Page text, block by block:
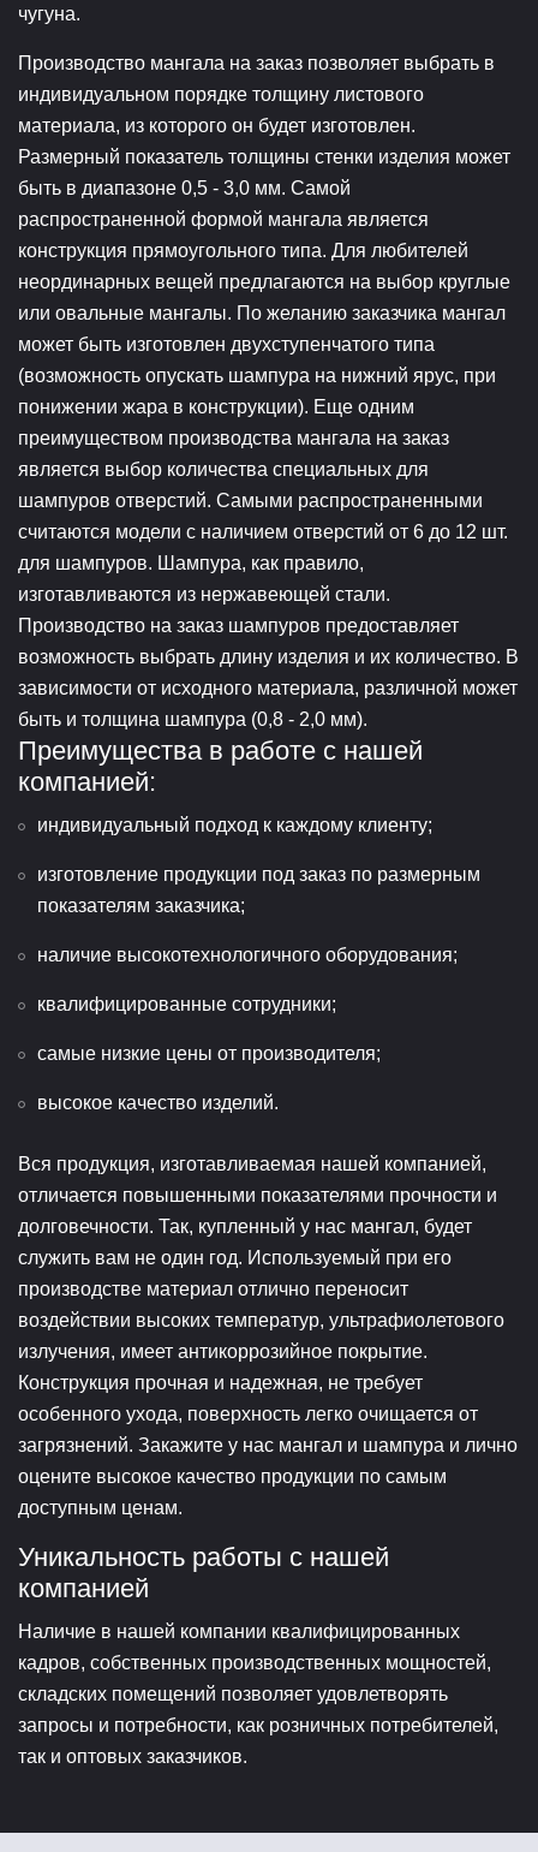
чугуна.
Производство мангала на заказ позволяет выбрать в
индивидуальном порядке толщину листового
материала, из которого он будет изготовлен.
Размерный показатель толщины стенки изделия может
быть в диапазоне 0,5 - 3,0 мм. Самой
распространенной формой мангала является
конструкция прямоугольного типа. Для любителей
неординарных вещей предлагаются на выбор круглые
или овальные мангалы. По желанию заказчика мангал
может быть изготовлен двухступенчатого типа
(возможность опускать шампура на нижний ярус, при
понижении жара в конструкции). Еще одним
преимуществом производства мангала на заказ
является выбор количества специальных для
шампуров отверстий. Самыми распространенными
считаются модели с наличием отверстий от 6 до 12 шт.
для шампуров. Шампура, как правило,
изготавливаются из нержавеющей стали.
Производство на заказ шампуров предоставляет
возможность выбрать длину изделия и их количество. В
зависимости от исходного материала, различной может
быть и толщина шампура (0,8 - 2,0 мм).
Преимущества в работе с нашей
компанией:
индивидуальный подход к каждому клиенту;
изготовление продукции под заказ по размерным
показателям заказчика;
наличие высокотехнологичного оборудования;
квалифицированные сотрудники;
самые низкие цены от производителя;
высокое качество изделий.
Вся продукция, изготавливаемая нашей компанией,
отличается повышенными показателями прочности и
долговечности. Так, купленный у нас мангал, будет
служить вам не один год. Используемый при его
производстве материал отлично переносит
воздействии высоких температур, ультрафиолетового
излучения, имеет антикоррозийное покрытие.
Конструкция прочная и надежная, не требует
особенного ухода, поверхность легко очищается от
загрязнений. Закажите у нас мангал и шампура и лично
оцените высокое качество продукции по самым
доступным ценам.
Уникальность работы с нашей
компанией
Наличие в нашей компании квалифицированных
кадров, собственных производственных мощностей,
складских помещений позволяет удовлетворять
запросы и потребности, как розничных потребителей,
так и оптовых заказчиков.